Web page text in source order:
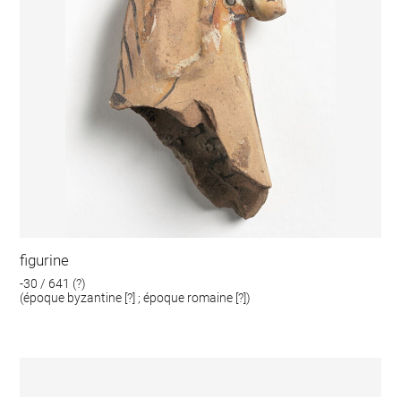
figurine
-30 / 641 (?)
(époque byzantine [?] ; époque romaine [?])